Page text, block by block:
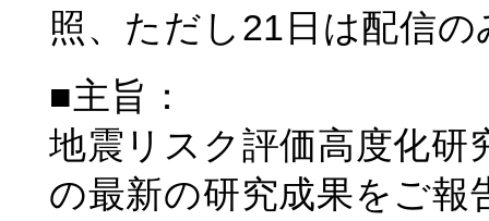
照、ただし21日は配信の
■主旨：
地震リスク評価高度化研
の最新の研究成果をご